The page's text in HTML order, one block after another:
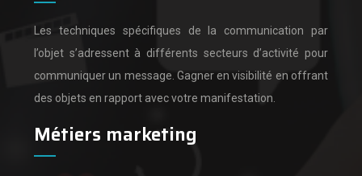
Les techniques spécifiques de la communication par
l’objet s’adressent à différents secteurs d’activité pour
communiquer un message. Gagner en visibilité en offrant
des objets en rapport avec votre manifestation.
Métiers marketing